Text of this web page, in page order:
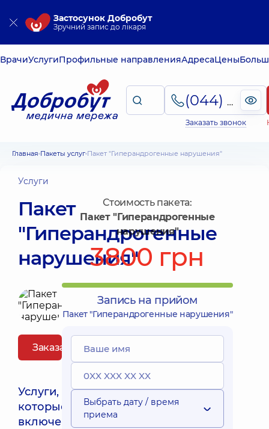
Застосунок Добробут
Зручний запис до лікаря
ВрачиУслугиПрофильные направленияАдресаЦены
(044) 495-2-888
Заказать звонок
Главная Пакеты услуг Пакет "Гиперандрогенные нарушения"
Услуги
Пакет
"Гиперандрогенные
нарушения"
Заказать пакет
Услуги,
которые
включены
Стоимость пакета:
Пакет "Гиперандрогенные
нарушения"
3800 грн
Запись на прийом
Пакет "Гиперандрогенные нарушения"
Выбрать дату / время
приема